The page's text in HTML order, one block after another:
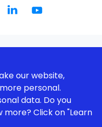
a sua experiência de
our website,
personal.
data. Do you
more? Click on "Learn